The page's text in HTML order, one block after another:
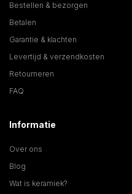
Bestellen & bezorgen
Betalen
Garantie & klachten
Levertijd & verzendkosten
Retourneren
FAQ
Informatie
Over ons
Blog
Wat is keramiek?